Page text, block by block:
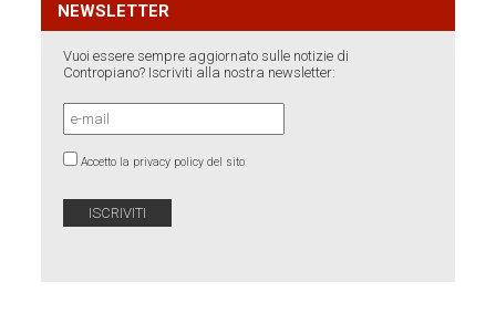
NEWSLETTER
Vuoi essere sempre aggiornato sulle notizie di
Contropiano? Iscriviti alla nostra newsletter:
Accetto la privacy policy del sito